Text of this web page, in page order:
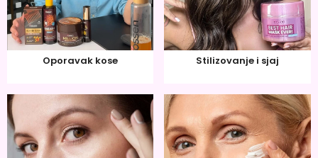
Oporavak kose Stilizovanje i sjaj